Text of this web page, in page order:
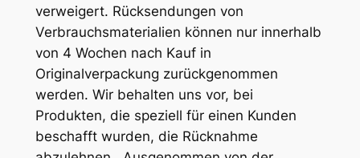
verweigert. Rücksendungen von
Verbrauchsmaterialien können nur innerhalb
von 4 Wochen nach Kauf in
Originalverpackung zurückgenommen
werden. Wir behalten uns vor, bei
Produkten, die speziell für einen Kunden
beschafft wurden, die Rücknahme